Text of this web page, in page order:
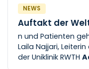
klinischen
NEWS
Auftakt der
n und Patienten
Laila Najjari, Leiterin
der Uniklinik RWTH